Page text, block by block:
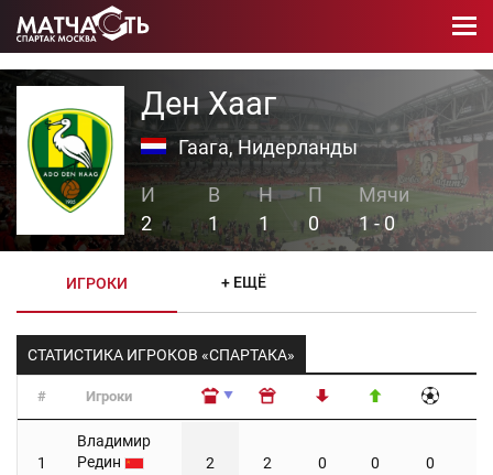
Ден Хааг
Гаага, Нидерланды
2 1 1 0 1 - 0
ИГРОКИ + ЕЩЁ
СТАТИСТИКА ИГРОКОВ «СПАРТАКА»
#
Игроки
1
Владимир
Редин
2 2 0 0 0